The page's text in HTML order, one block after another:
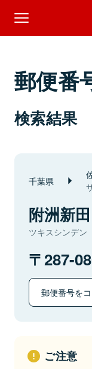
郵便番
検索結果
千葉県
附洲新田
ツキスシンデン
287-
郵便番号を
ご注意